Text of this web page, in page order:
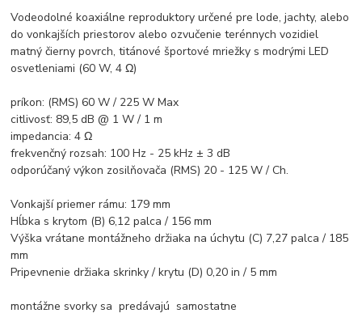
Vodeodolné koaxiálne reproduktory určené pre lode, jachty, alebo
do vonkajších priestorov alebo ozvučenie terénnych vozidiel
matný čierny povrch, titánové športové mriežky s modrými LED
osvetleniami (60 W, 4 Ω)
príkon: (RMS) 60 W / 225 W Max
citlivosť: 89,5 dB @ 1 W / 1 m
impedancia: 4 Ω
frekvenčný rozsah: 100 Hz - 25 kHz ± 3 dB
odporúčaný výkon zosilňovača (RMS) 20 - 125 W / Ch.
Vonkajší priemer rámu: 179 mm
Hĺbka s krytom (B) 6,12 palca / 156 mm
Výška vrátane montážneho držiaka na úchytu (C) 7,27 palca / 185
mm
Pripevnenie držiaka skrinky / krytu (D) 0,20 in / 5 mm
montážne svorky sa predávajú samostatne